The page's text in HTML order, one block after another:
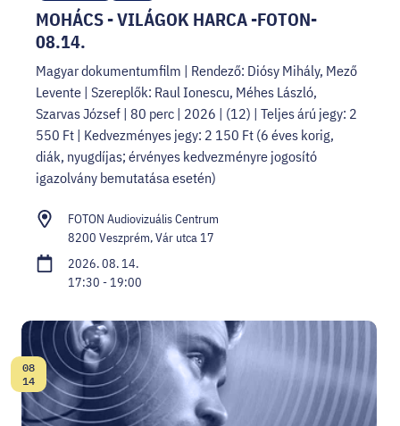
MOHÁCS - VILÁGOK HARCA -FOTON-
08.14.
Magyar dokumentumfilm | Rendező: Diósy Mihály, Mező
Levente | Szereplők: Raul Ionescu, Méhes László,
Szarvas József | 80 perc | 2026 | (12) | Teljes árú jegy: 2
550 Ft | Kedvezményes jegy: 2 150 Ft (6 éves korig,
diák, nyugdíjas; érvényes kedvezményre jogosító
igazolvány bemutatása esetén)
FOTON Audiovizuális Centrum
8200 Veszprém, Vár utca 17
2026. 08. 14.
17:30 - 19:00
Dátum:
08
14